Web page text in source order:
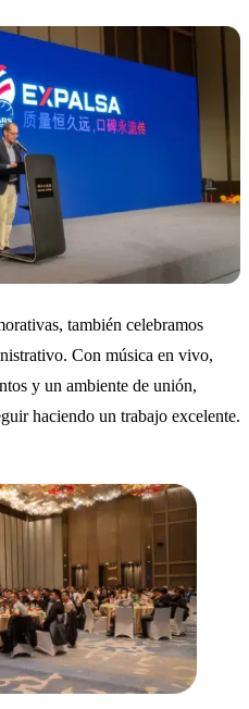
también celebramos
Con música en vivo,
y un ambiente de unión,
haciendo un trabajo excelente.